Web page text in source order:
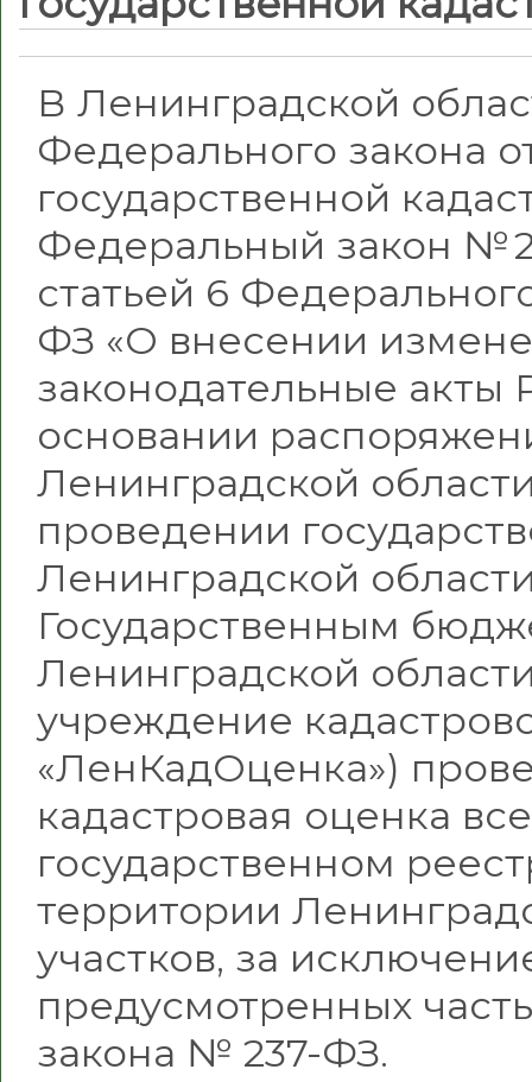
В Ленинградской
Федерального закона
государственной
Федеральный закон №
статьей 6
ФЗ «О внесении
законодательные
основании
Ленинградской
проведении
Ленинградской
Государственным
Ленинградской
учреждение
«ЛенКадОценка»)
кадастровая оценка
государственном
территории
участков, за
предусмотренных
закона № 237-ФЗ.